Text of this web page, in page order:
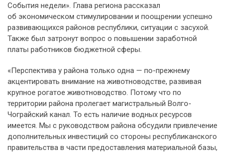
События недели». Глава региона рассказал
об экономическом стимулировании и поощрении успешно
развивающихся районов республики, ситуации с засухой.
Также был затронут вопрос о повышении заработной
платы работников бюджетной сферы.
«Перспектива у района только одна — по-прежнему
акцентировать внимание на животноводстве, развивая
крупное рогатое животноводство. Потому что по
территории района пролегает магистральный Волго-
Чограйский канал. То есть наличие водных ресурсов
имеется. Мы с руководством района обсудили привлечение
дополнительных инвестиций со стороны республиканского
правительства в части предоставления материальной базы,